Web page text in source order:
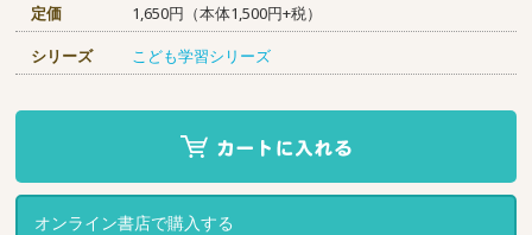
定価
1,650円（本体1,500円+税）
シリーズ
こども学習シリーズ
オンライン書店で購入する